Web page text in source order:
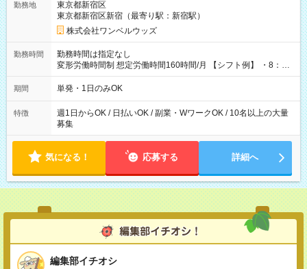
勤務地
東京都新宿区
東京都新宿区新宿（最寄り駅：新宿駅）
株式会社ワンベルウッズ
勤務時間
勤務時間は指定なし
変形労働時間制 想定労働時間160時間/月 【シフト例】 ・8：00
～21：00
期間 単発・1日のみOK
特徴
週1日からOK / 日払いOK / 副業・WワークOK / 10名以上の大量
募集
気になる！ 応募する 詳細へ
編集部イチオシ